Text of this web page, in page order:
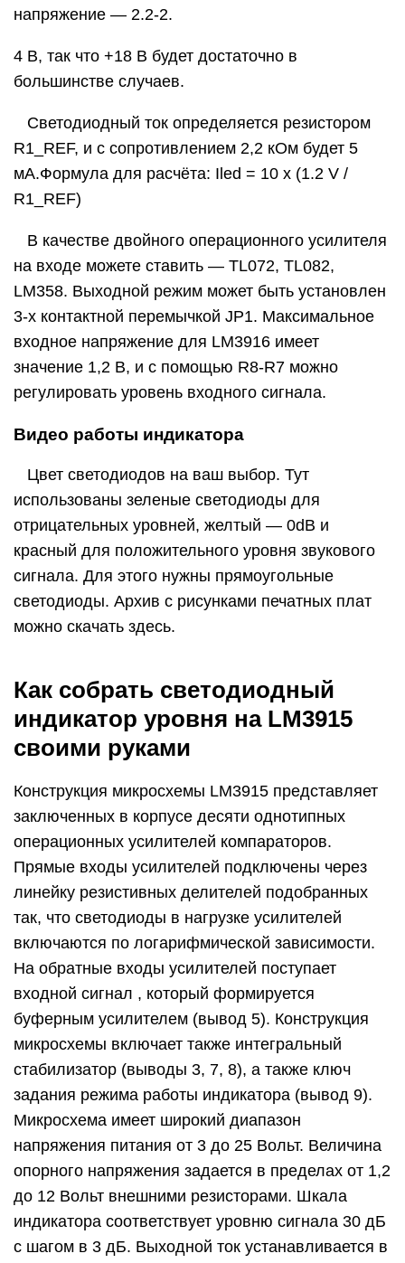
напряжение — 2.2-2.
4 В, так что +18 В будет достаточно в
большинстве случаев.
Светодиодный ток определяется резистором
R1_REF, и с сопротивлением 2,2 кОм будет 5
мА.Формула для расчёта: Iled = 10 х (1.2 V /
R1_REF)
В качестве двойного операционного усилителя
на входе можете ставить — TL072, TL082,
LM358. Выходной режим может быть установлен
3-х контактной перемычкой JP1. Максимальное
входное напряжение для LM3916 имеет
значение 1,2 В, и с помощью R8-R7 можно
регулировать уровень входного сигнала.
Видео работы индикатора
Цвет светодиодов на ваш выбор. Тут
использованы зеленые светодиоды для
отрицательных уровней, желтый — 0dB и
красный для положительного уровня звукового
сигнала. Для этого нужны прямоугольные
светодиоды. Архив с рисунками печатных плат
можно скачать здесь.
Как собрать светодиодный
индикатор уровня на LM3915
своими руками
Конструкция микросхемы LM3915 представляет
заключенных в корпусе десяти однотипных
операционных усилителей компараторов.
Прямые входы усилителей подключены через
линейку резистивных делителей подобранных
так, что светодиоды в нагрузке усилителей
включаются по логарифмической зависимости.
На обратные входы усилителей поступает
входной сигнал , который формируется
буферным усилителем (вывод 5). Конструкция
микросхемы включает также интегральный
стабилизатор (выводы 3, 7, 8), а также ключ
задания режима работы индикатора (вывод 9).
Микросхема имеет широкий диапазон
напряжения питания от 3 до 25 Вольт. Величина
опорного напряжения задается в пределах от 1,2
до 12 Вольт внешними резисторами. Шкала
индикатора соответствует уровню сигнала 30 дБ
с шагом в 3 дБ. Выходной ток устанавливается в